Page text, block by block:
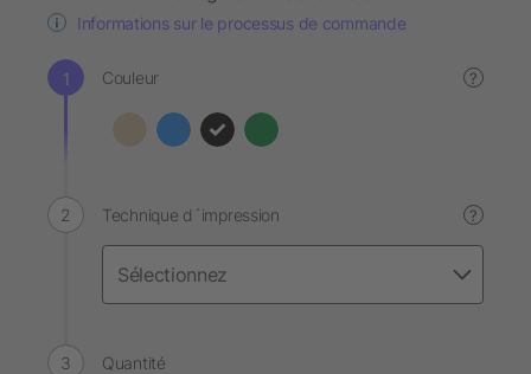
Informations sur le processus de commande
Couleur ?
Technique d´impression ?
Quantité